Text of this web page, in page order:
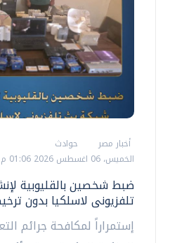
أخبار مصر
حوادث
الخميس، 06 اغسطس 2026 01:06 م
ضبط شخصين بالقليوبية
تلفزيونى لاسلكيا بدون
إستمراراً لمكافحة جرائم